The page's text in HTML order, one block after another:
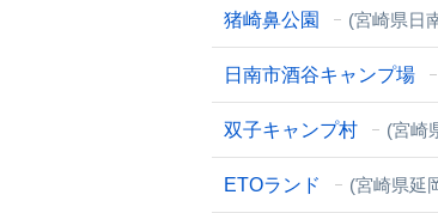
猪崎鼻公園 (宮崎県日
日南市酒谷キャンプ場
双子キャンプ村 (宮崎
ETOランド (宮崎県延